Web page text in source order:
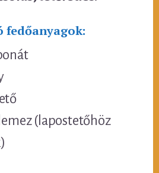
fedőanyagok:
(lapostetőhöz